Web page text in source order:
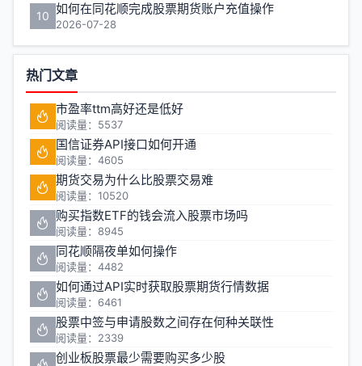
10 如何在同花顺完成股票期货账户充值操作
2026-07-28
热门文章
市盈率ttm高好还是低好
阅读量：5537
国信证券API接口如何开通
阅读量：4605
期货交易为什么比股票交易难
阅读量：10520
购买指数ETF的钱会流入股票市场吗
阅读量：8945
同花顺隔夜单如何操作
阅读量：4482
如何通过API实时获取股票期货行情数据
阅读量：6461
股票中签与申请股数之间存在何种关联性
阅读量：2339
创业板股票最少需要购买多少股